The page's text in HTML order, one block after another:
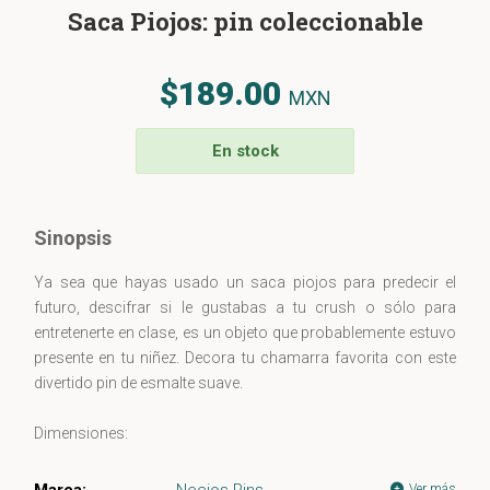
Saca Piojos: pin coleccionable
$189.00 MXN
En stock
Sinopsis
Ya sea que hayas usado un saca piojos para predecir el
futuro, descifrar si le gustabas a tu crush o sólo para
entretenerte en clase, es un objeto que probablemente estuvo
presente en tu niñez. Decora tu chamarra favorita con este
divertido pin de esmalte suave.
Dimensiones:
4 cm x 2 cm. Aproximadamente.